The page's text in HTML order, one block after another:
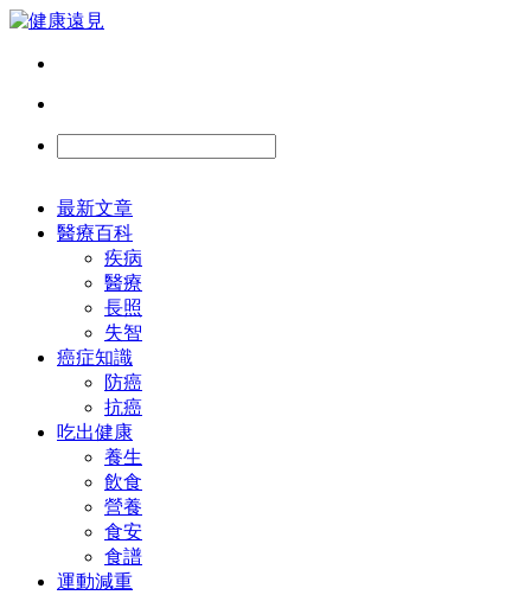
最新文章
醫療百科
疾病
醫療
長照
失智
癌症知識
防癌
抗癌
吃出健康
養生
飲食
營養
食安
食譜
運動減重